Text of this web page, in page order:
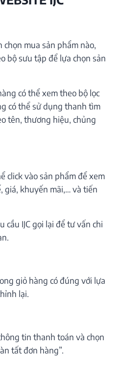
chọn mua sản phẩm nào,
bộ sưu tập để lựa chọn sản
có thể xem theo bộ lọc
có thể sử dụng thanh tìm
tên, thương hiệu, chủng
click vào sản phẩm để xem
giá, khuyến mãi,… và tiến
IJC gọi lại để tư vấn chi
giỏ hàng có đúng với lựa
lại.
tin thanh toán và chọn
tất đơn hàng”.